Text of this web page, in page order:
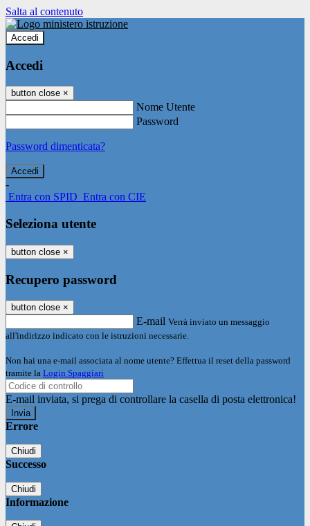
Salta al contenuto
Accedi
Accedi
button close ×
Nome Utente
Password
Password dimenticata?
-
Entra con SPID Entra con CIE
Seleziona utente
button close ×
Recupero password
button close ×
E-mail Verrà inviato un messaggio
all'indirizzo indicato con le istruzioni necessarie.
Non hai una e-mail associata al nome utente? Effettua il reset della password
tramite la Login Spaggiari
E-mail inviata, si prega di controllare la casella di posta elettronica!
Errore
Chiudi
Successo
Chiudi
Informazione